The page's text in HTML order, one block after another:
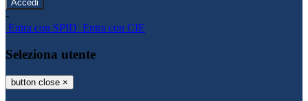
-
Entra con SPID Entra con CIE
Seleziona utente
button close ×